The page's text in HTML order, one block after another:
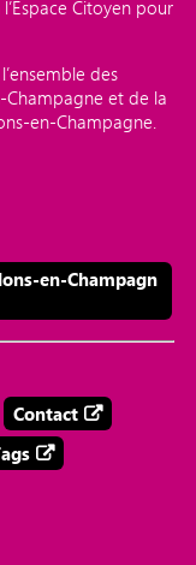
Citoyen pour
des
Champagne et de la
en-Champagne.
en-Champagn
Contact